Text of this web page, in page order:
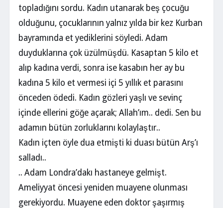
topladığını sordu. Kadın utanarak beş çocuğu
olduğunu, çocuklarının yalnız yılda bir kez Kurban
bayramında et yediklerini söyledi. Adam
duyduklarına çok üzülmüşdü. Kasaptan 5 kilo et
alıp kadına verdi, sonra ise kasabın her ay bu
kadına 5 kilo et vermesi içi 5 yıllık et parasını
önceden ödedi. Kadın gözleri yaşlı ve sevinç
içinde ellerini göğe açarak; Allah’ım.. dedi. Sen bu
adamın bütün zorluklarını kolaylaştır..
Kadın içten öyle dua etmişti ki duası bütün Arş’ı
salladı..
.. Adam Londra’dakı hastaneye gelmişt.
Ameliyyat öncesi yeniden muayene olunması
gerekiyordu. Muayene eden doktor şaşırmış